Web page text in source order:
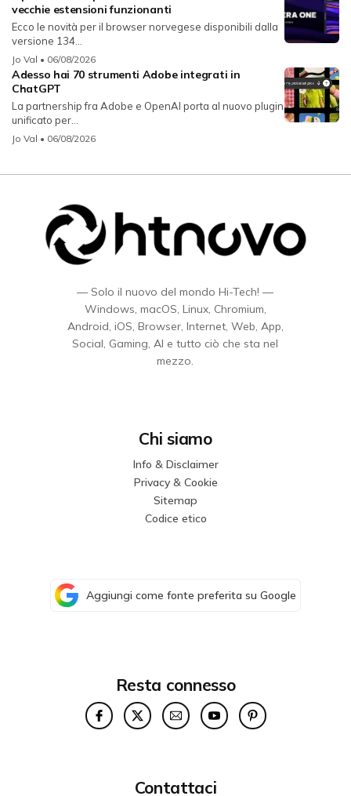
vecchie estensioni funzionanti
Ecco le novità per il browser norvegese disponibili dalla
versione 134...
Jo Val • 06/08/2026
Adesso hai 70 strumenti Adobe integrati in
ChatGPT
La partnership fra Adobe e OpenAI porta al nuovo plugin
unificato per...
Jo Val • 06/08/2026
— Solo il nuovo del mondo Hi-Tech! —
Windows, macOS, Linux, Chromium,
Android, iOS, Browser, Internet, Web, App,
Social, Gaming, AI e tutto ciò che sta nel
mezzo.
Chi siamo
Info & Disclaimer
Privacy & Cookie
Sitemap
Codice etico
Aggiungi come fonte preferita su Google
Resta connesso
Contattaci